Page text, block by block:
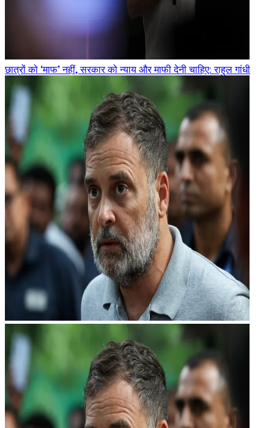
छात्रों को ‘माफ’ नहीं, सरकार को न्याय और माफी देनी चाहिए: राहुल गांधी